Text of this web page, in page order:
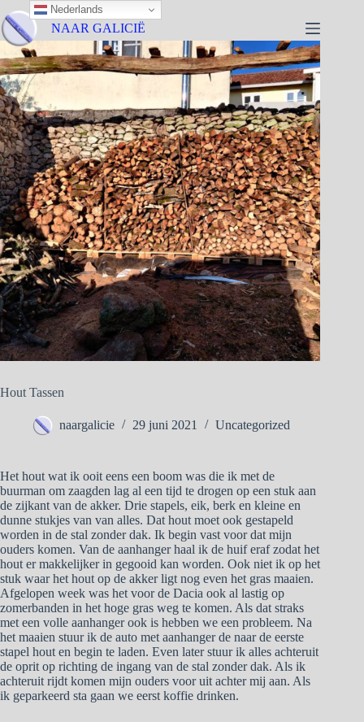
NAAR GALICIË
Hout Tassen
naargalicie 29 juni 2021 Uncategorized
Het hout wat ik ooit eens een boom was die ik met de
buurman om zaagden lag al een tijd te drogen op een stuk aan
de zijkant van de akker. Drie stapels, eik, berk en kleine en
dunne stukjes van van alles. Dat hout moet ook gestapeld
worden in de stal zonder dak. Ik begin vast voor dat mijn
ouders komen. Van de aanhanger haal ik de huif eraf zodat het
hout er makkelijker in gegooid kan worden. Ook niet ik op het
stuk waar het hout op de akker ligt nog even het gras maaien.
Afgelopen week was het voor de Dacia ook al lastig op
zomerbanden in het hoge gras weg te komen. Als dat straks
met een volle aanhanger ook is hebben we een probleem. Na
het maaien stuur ik de auto met aanhanger de naar de eerste
stapel hout en begin te laden. Even later stuur ik alles achteruit
de oprit op richting de ingang van de stal zonder dak. Als ik
achteruit rijdt komen mijn ouders voor uit achter mij aan. Als
ik geparkeerd sta gaan we eerst koffie drinken.
Nederlands